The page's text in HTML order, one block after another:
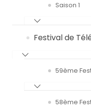
Saison 1
Festival de
59ème
58ème